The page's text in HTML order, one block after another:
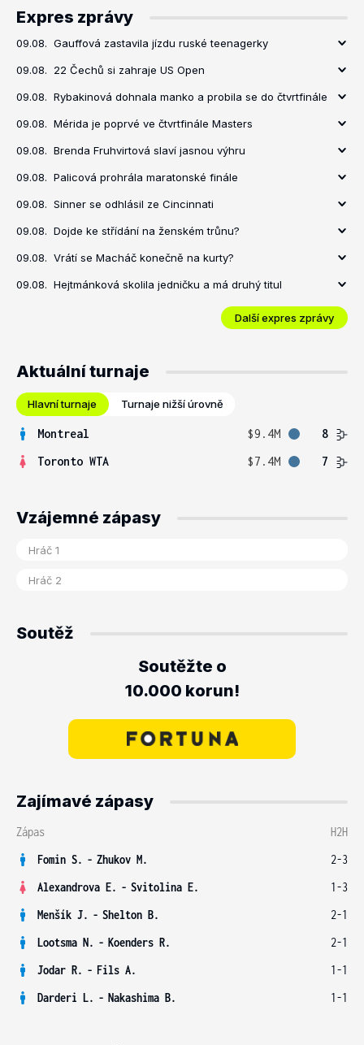
Expres zprávy
09.08. Gauffová zastavila jízdu ruské teenagerky
09.08. 22 Čechů si zahraje US Open
09.08. Rybakinová dohnala manko a probila se do čtvrtfinále
09.08. Mérida je poprvé ve čtvrtfinále Masters
09.08. Brenda Fruhvirtová slaví jasnou výhru
09.08. Palicová prohrála maratonské finále
09.08. Sinner se odhlásil ze Cincinnati
09.08. Dojde ke střídání na ženském trůnu?
09.08. Vrátí se Macháč konečně na kurty?
09.08. Hejtmánková skolila jedničku a má druhý titul
Další expres zprávy
Aktuální turnaje
Hlavní turnaje Turnaje nižší úrovně
Montreal $9.4M
8
Toronto WTA
$7.4M 7
Vzájemné zápasy
Soutěž
Soutěžte o
10.000 korun!
Zajímavé zápasy
Zápas
H2H
Fomin S. - Zhukov M.
2-3
Alexandrova E. - Svitolina E.
1-3
Menšík J. - Shelton B.
2-1
Lootsma N. - Koenders R.
2-1
Jodar R. - Fils A.
1-1
Darderi L. - Nakashima B. 1-1